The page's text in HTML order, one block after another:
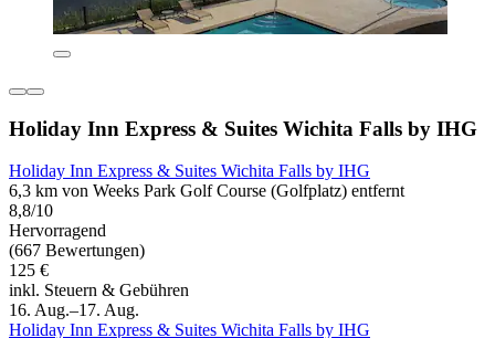
Holiday Inn Express & Suites Wichita Falls by IHG
Holiday Inn Express & Suites Wichita Falls by IHG
6,3 km von Weeks Park Golf Course (Golfplatz) entfernt
8,8/10
Hervorragend
(667 Bewertungen)
125 €
inkl. Steuern & Gebühren
16. Aug.–17. Aug.
Holiday Inn Express & Suites Wichita Falls by IHG